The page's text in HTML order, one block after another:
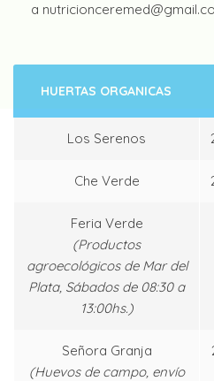
a
HUERTAS ORGANICAS
Los Serenos
Che Verde
Feria Verde
(Productos
agroecológicos de Mar del
Plata, Sábados de 08:30 a
13:00hs.)
Señora Granja
(Huevos de campo, envío